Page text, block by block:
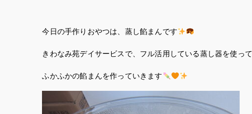
今日の手作りおやつは、蒸し餡まんです
きわなみ苑デイサービスで、フル活用している蒸し器を使って
ふかふかの餡まんを作っていきます